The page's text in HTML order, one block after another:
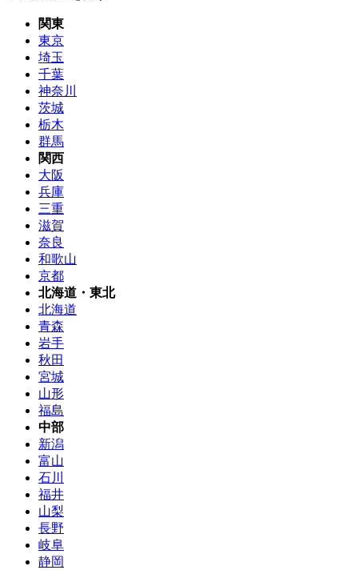
関東
東京
埼玉
千葉
神奈川
茨城
栃木
群馬
関西
大阪
兵庫
三重
滋賀
奈良
和歌山
京都
北海道・東北
北海道
青森
岩手
秋田
宮城
山形
福島
中部
新潟
富山
石川
福井
山梨
長野
岐阜
静岡